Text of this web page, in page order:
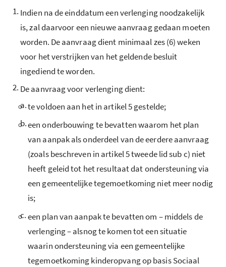
1. Indien na de einddatum een verlenging noodzakelijk
is, zal daarvoor een nieuwe aanvraag gedaan moeten
worden. De aanvraag dient minimaal zes (6) weken
voor het verstrijken van het geldende besluit
ingediend te worden.
2. De aanvraag voor verlenging dient:
a.te voldoen aan het in artikel 5 gestelde;
b.een onderbouwing te bevatten waarom het plan
van aanpak als onderdeel van de eerdere aanvraag
(zoals beschreven in artikel 5 tweede lid sub c) niet
heeft geleid tot het resultaat dat ondersteuning via
een gemeentelijke tegemoetkoming niet meer nodig
is;
c.een plan van aanpak te bevatten om – middels de
verlenging – alsnog te komen tot een situatie
waarin ondersteuning via een gemeentelijke
tegemoetkoming kinderopvang op basis Sociaal